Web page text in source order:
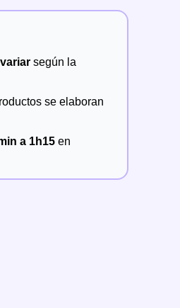
según la
se elaboran
a 1h15 en